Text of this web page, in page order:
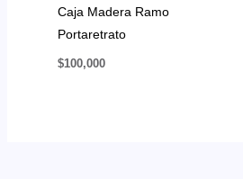
Caja Madera Ramo
Portaretrato
$100,000